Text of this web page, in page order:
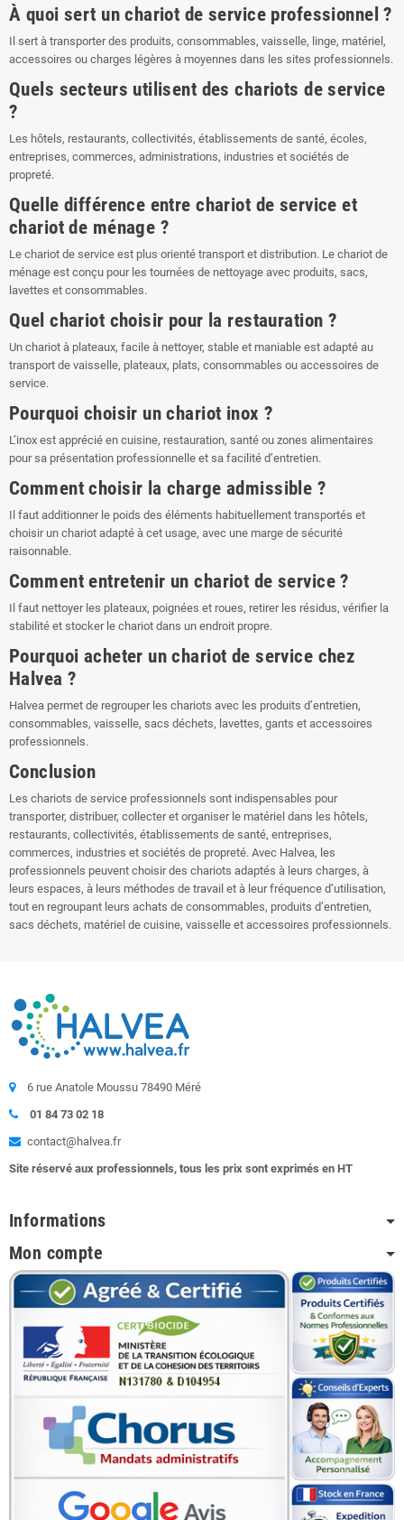
À quoi sert un chariot de service professionnel ?
Il sert à transporter des produits, consommables, vaisselle, linge, matériel,
accessoires ou charges légères à moyennes dans les sites professionnels.
Quels secteurs utilisent des chariots de service
?
Les hôtels, restaurants, collectivités, établissements de santé, écoles,
entreprises, commerces, administrations, industries et sociétés de
propreté.
Quelle différence entre chariot de service et
chariot de ménage ?
Le chariot de service est plus orienté transport et distribution. Le chariot de
ménage est conçu pour les tournées de nettoyage avec produits, sacs,
lavettes et consommables.
Quel chariot choisir pour la restauration ?
Un chariot à plateaux, facile à nettoyer, stable et maniable est adapté au
transport de vaisselle, plateaux, plats, consommables ou accessoires de
service.
Pourquoi choisir un chariot inox ?
L’inox est apprécié en cuisine, restauration, santé ou zones alimentaires
pour sa présentation professionnelle et sa facilité d’entretien.
Comment choisir la charge admissible ?
Il faut additionner le poids des éléments habituellement transportés et
choisir un chariot adapté à cet usage, avec une marge de sécurité
raisonnable.
Comment entretenir un chariot de service ?
Il faut nettoyer les plateaux, poignées et roues, retirer les résidus, vérifier la
stabilité et stocker le chariot dans un endroit propre.
Pourquoi acheter un chariot de service chez
Halvea ?
Halvea permet de regrouper les chariots avec les produits d’entretien,
consommables, vaisselle, sacs déchets, lavettes, gants et accessoires
professionnels.
Conclusion
Les chariots de service professionnels sont indispensables pour
transporter, distribuer, collecter et organiser le matériel dans les hôtels,
restaurants, collectivités, établissements de santé, entreprises,
commerces, industries et sociétés de propreté. Avec Halvea, les
professionnels peuvent choisir des chariots adaptés à leurs charges, à
leurs espaces, à leurs méthodes de travail et à leur fréquence d’utilisation,
tout en regroupant leurs achats de consommables, produits d’entretien,
sacs déchets, matériel de cuisine, vaisselle et accessoires professionnels.
6 rue Anatole Moussu 78490 Méré
01 84 73 02 18
contact@halvea.fr
Site réservé aux professionnels, tous les prix sont exprimés en HT
Informations
Mon compte